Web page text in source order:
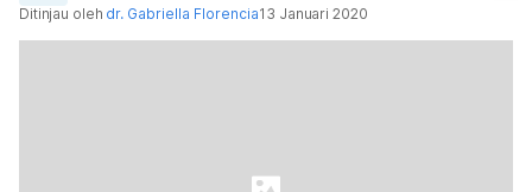
Ditinjau oleh dr. Gabriella Florencia13 Januari 2020